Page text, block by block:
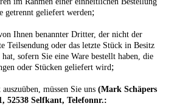
getrennt geliefert werden;
Ihnen benannter Dritter, der nicht der
Teilsendung oder das letzte Stück in Besitz
sofern Sie eine Ware bestellt haben, die
oder Stücken geliefert wird;
müssen Sie uns (Mark Schäpers
52538 Selfkant, Telefonnr.: